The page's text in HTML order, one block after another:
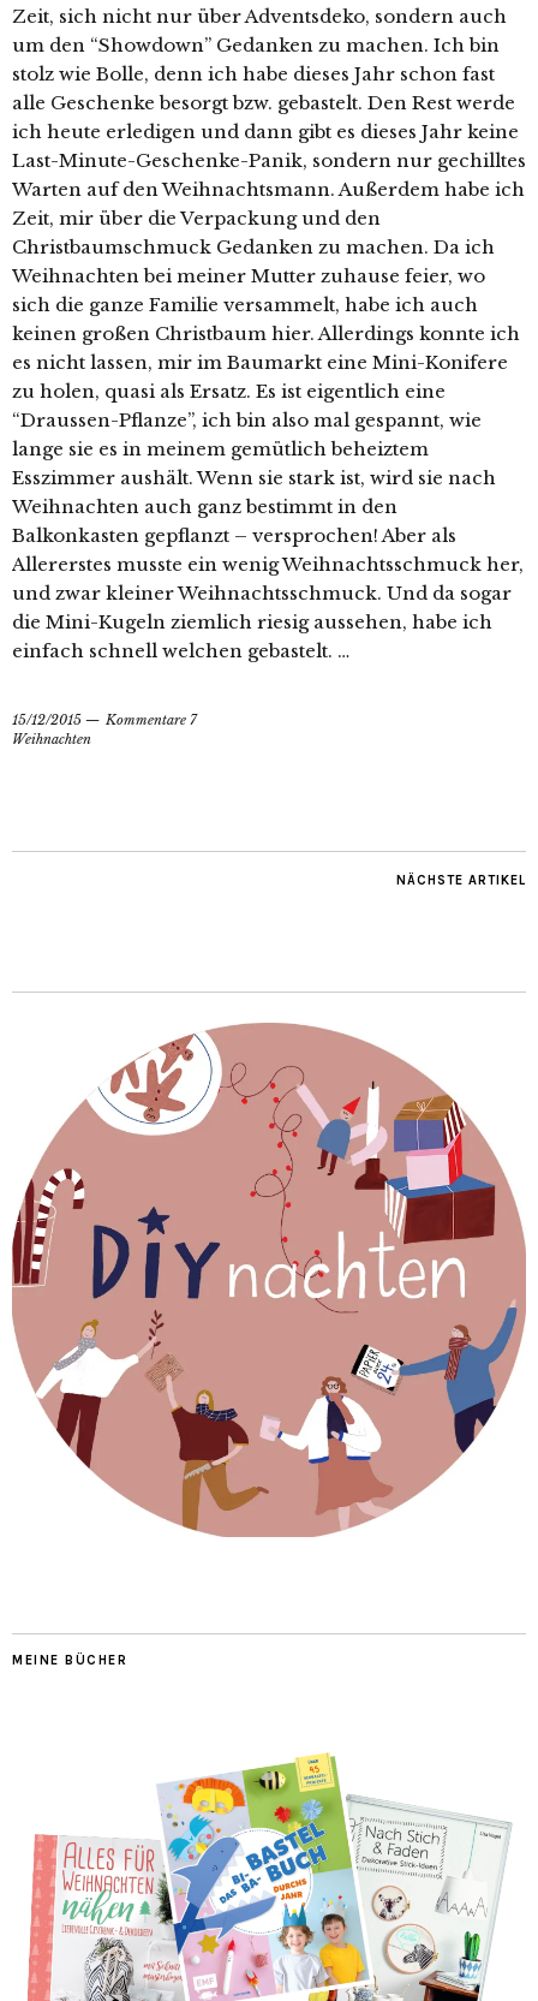
Zeit, sich nicht nur über Adventsdeko, sondern auch
um den “Showdown” Gedanken zu machen. Ich bin
stolz wie Bolle, denn ich habe dieses Jahr schon fast
alle Geschenke besorgt bzw. gebastelt. Den Rest werde
ich heute erledigen und dann gibt es dieses Jahr keine
Last-Minute-Geschenke-Panik, sondern nur gechilltes
Warten auf den Weihnachtsmann. Außerdem habe ich
Zeit, mir über die Verpackung und den
Christbaumschmuck Gedanken zu machen. Da ich
Weihnachten bei meiner Mutter zuhause feier, wo
sich die ganze Familie versammelt, habe ich auch
keinen großen Christbaum hier. Allerdings konnte ich
es nicht lassen, mir im Baumarkt eine Mini-Konifere
zu holen, quasi als Ersatz. Es ist eigentlich eine
“Draussen-Pflanze”, ich bin also mal gespannt, wie
lange sie es in meinem gemütlich beheiztem
Esszimmer aushält. Wenn sie stark ist, wird sie nach
Weihnachten auch ganz bestimmt in den
Balkonkasten gepflanzt – versprochen! Aber als
Allererstes musste ein wenig Weihnachtsschmuck her,
und zwar kleiner Weihnachtsschmuck. Und da sogar
die Mini-Kugeln ziemlich riesig aussehen, habe ich
einfach schnell welchen gebastelt. …
15/12/2015
Kommentare 7
Weihnachten
NÄCHSTE ARTIKEL
MEINE BÜCHER